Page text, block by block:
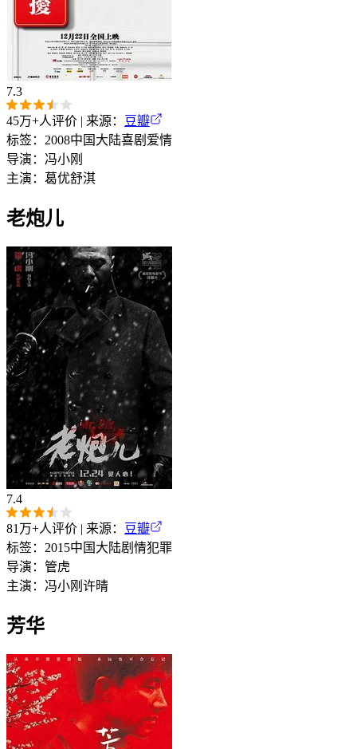
7.3
45万+人评价 | 来源：
豆瓣
标签： 2008中国大陆喜剧 爱情
导演： 冯小刚
主演： 葛优舒淇
老炮儿‎
7.4
81万+人评价 | 来源：
豆瓣
标签： 2015中国大陆剧情犯罪
导演： 管虎
主演： 冯小刚 许晴
芳华‎